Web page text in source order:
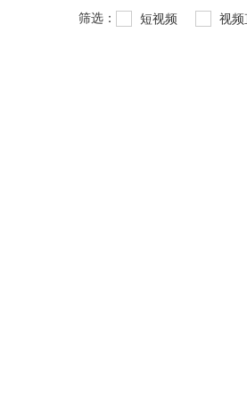
筛选： 短视频 视频